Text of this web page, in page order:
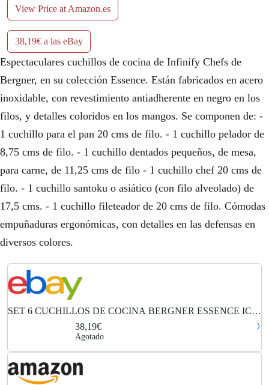
View Price at Amazon.es
38,19€ a las eBay
Espectaculares cuchillos de cocina de Infinify Chefs de
Bergner, en su colección Essence. Están fabricados en acero
inoxidable, con revestimiento antiadherente en negro en los
filos, y detalles coloridos en los mangos. Se componen de: -
1 cuchillo para el pan 20 cms de filo. - 1 cuchillo pelador de
8,75 cms de filo. - 1 cuchillo dentados pequeños, de mesa,
para carne, de 11,25 cms de filo - 1 cuchillo chef 20 cms de
filo. - 1 cuchillo santoku o asiático (con filo alveolado) de
17,5 cms. - 1 cuchillo fileteador de 20 cms de filo. Cómodas
empuñaduras ergonómicas, con detalles en las defensas en
diversos colores.
SET 6 CUCHILLOS DE COCINA BERGNER ESSENCE IC
EN ACERO INOXIDABLE CON REVESTIMIEN
38,19€
Agotado